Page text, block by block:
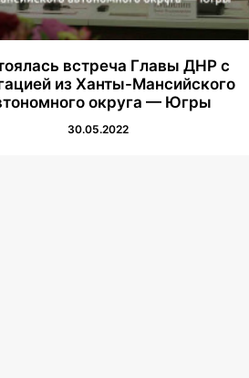
встреча Главы ДНР с
из Ханты-Мансийского
округа — Югры
30.05.2022